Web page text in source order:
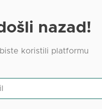
nazad!
koristili platformu